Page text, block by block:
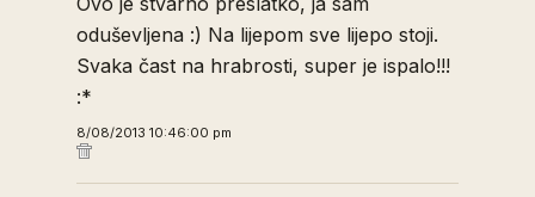
oduševljena :) Na lijepom sve lijepo stoji.
Svaka čast na hrabrosti, super je ispalo!!!
:*
8/08/2013 10:46:00 pm